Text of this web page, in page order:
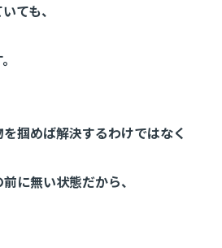
ても、
掴めば解決するわけではなく
に無い状態だから、